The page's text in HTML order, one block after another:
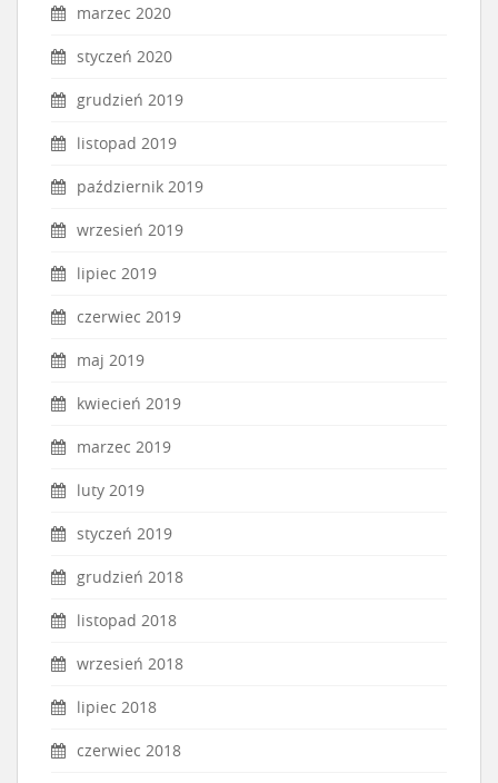
marzec 2020
styczeń 2020
grudzień 2019
listopad 2019
październik 2019
wrzesień 2019
lipiec 2019
czerwiec 2019
maj 2019
kwiecień 2019
marzec 2019
luty 2019
styczeń 2019
grudzień 2018
listopad 2018
wrzesień 2018
lipiec 2018
czerwiec 2018